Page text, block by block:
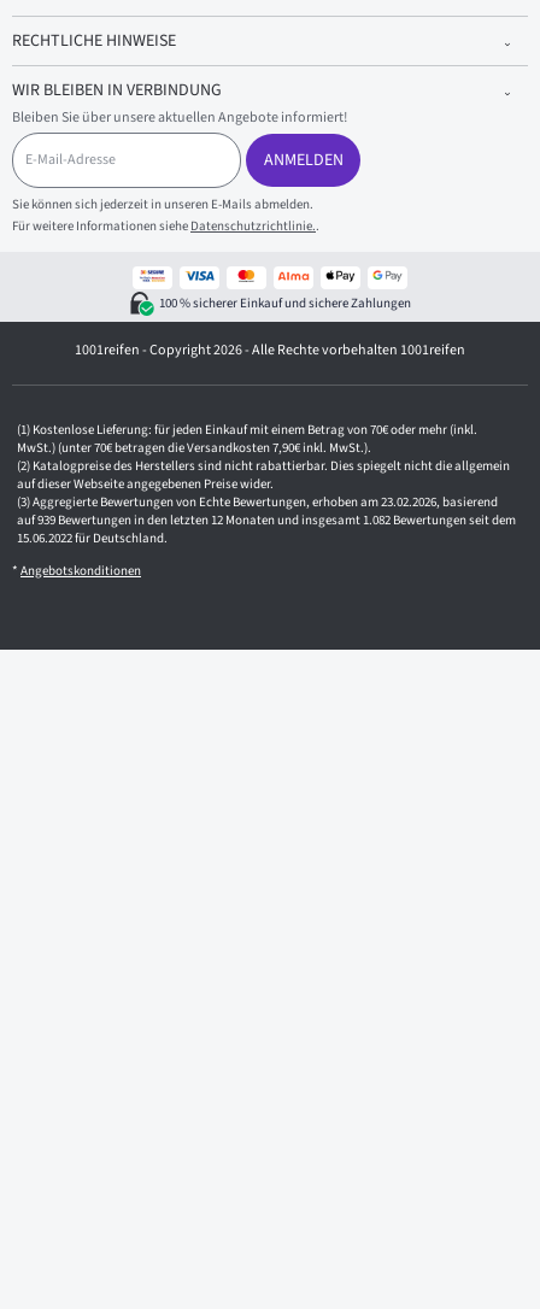
RECHTLICHE HINWEISE
WIR BLEIBEN IN VERBINDUNG
Bleiben Sie über unsere aktuellen Angebote informiert!
E
-
M
a
i
l
e
ANMELDEN
Sie können sich jederzeit in unseren E-Mails abmelden.
Für weitere Informationen siehe Datenschutzrichtlinie..
100 % sicherer Einkauf und sichere Zahlungen
1001reifen - Copyright 2026 - Alle Rechte vorbehalten 1001reifen
Kostenlose Lieferung: für jeden Einkauf mit einem Betrag von 70€ oder mehr (inkl.
MwSt.) (unter 70€ betragen die Versandkosten 7,90€ inkl. MwSt.).
Katalogpreise des Herstellers sind nicht rabattierbar. Dies spiegelt nicht die allgemein
auf dieser Webseite angegebenen Preise wider.
Aggregierte Bewertungen von Echte Bewertungen, erhoben am 23.02.2026, basierend
auf 939 Bewertungen in den letzten 12 Monaten und insgesamt 1.082 Bewertungen seit dem
15.06.2022 für Deutschland.
* Angebotskonditionen